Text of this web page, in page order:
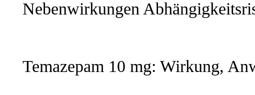
Nebenwirkungen
Temazepam 10 mg: Wirkung,